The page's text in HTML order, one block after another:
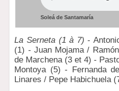
Soleá de Santamaría
La Serneta (1 à 7) -
(1) - Juan Mojama /
de Marchena (3 et 4) -
Montoya (5) - Fernanda
Linares / Pepe Habichuela